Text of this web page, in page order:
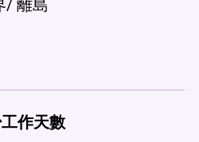
/ 離島
作天數